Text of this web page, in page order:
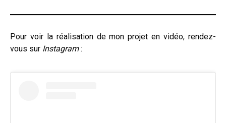
Pour voir la réalisation de mon projet en vidéo, rendez-
vous sur Instagram: